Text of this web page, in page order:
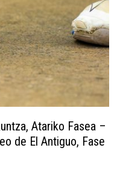
Atariko Fasea –
de El Antiguo, Fase